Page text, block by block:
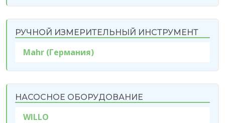
РУЧНОЙ ИЗМЕРИТЕЛЬНЫЙ ИНСТРУМЕНТ
Mahr (Германия)
НАСОСНОЕ ОБОРУДОВАНИЕ
WILLO